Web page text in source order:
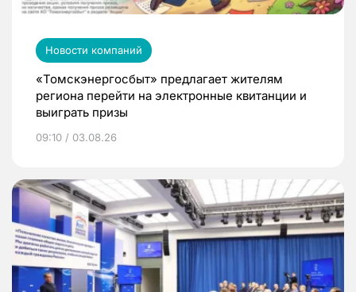
Новости компаний
«Томскэнергосбыт» предлагает жителям
региона перейти на электронные квитанции и
выиграть призы
09:10 / 03.08.26